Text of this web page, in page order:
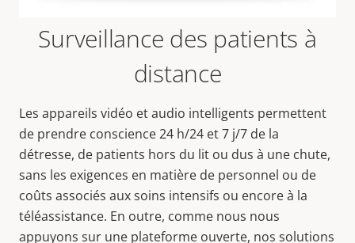
Surveillance des patients à
distance
Les appareils vidéo et audio intelligents permettent
de prendre conscience 24 h/24 et 7 j/7 de la
détresse, de patients hors du lit ou dus à une chute,
sans les exigences en matière de personnel ou de
coûts associés aux soins intensifs ou encore à la
téléassistance. En outre, comme nous nous
appuyons sur une plateforme ouverte, nos solutions